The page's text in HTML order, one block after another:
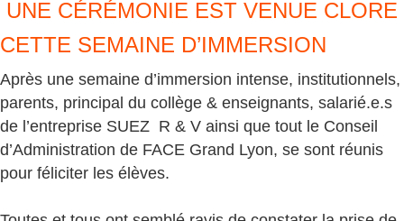
UNE CÉRÉMONIE EST VENUE CLORE
CETTE SEMAINE D’IMMERSION
Après une semaine d’immersion intense, institutionnels,
parents, principal du collège & enseignants, salarié.e.s
de l’entreprise SUEZ R & V ainsi que tout le Conseil
d’Administration de FACE Grand Lyon, se sont réunis
pour féliciter les élèves.